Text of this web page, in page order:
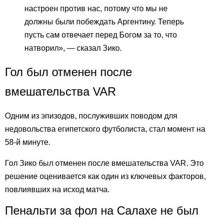
настроен против нас, потому что мы не
должны были побеждать Аргентину. Теперь
пусть сам отвечает перед Богом за то, что
натворил», — сказал Зико.
Гол был отменен после
вмешательства VAR
Одним из эпизодов, послуживших поводом для
недовольства египетского футболиста, стал момент на
58-й минуте.
Гол Зико был отменен после вмешательства VAR. Это
решение оценивается как один из ключевых факторов,
повлиявших на исход матча.
Пенальти за фол на Салахе не был